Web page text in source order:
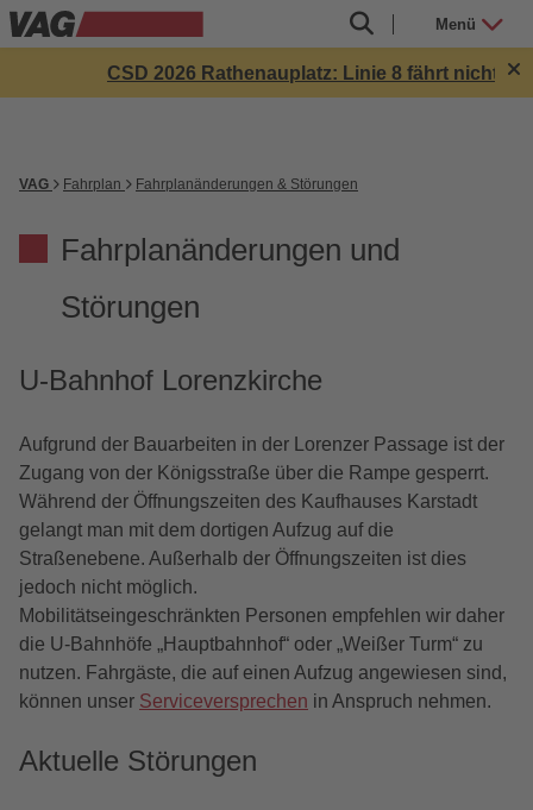
Menü
CSD 2026 Rathenauplatz: Linie 8 fährt nicht zw.
VAG Fahrplan Fahrplanänderungen & Störungen
Fahrplanänderungen und
Störungen
U-Bahnhof Lorenzkirche
Aufgrund der Bauarbeiten in der Lorenzer Passage ist der
Zugang von der Königsstraße über die Rampe gesperrt.
Während der Öffnungszeiten des Kaufhauses Karstadt
gelangt man mit dem dortigen Aufzug auf die
Straßenebene. Außerhalb der Öffnungszeiten ist dies
jedoch nicht möglich.
Mobilitätseingeschränkten Personen empfehlen wir daher
die U-Bahnhöfe „Hauptbahnhof“ oder „Weißer Turm“ zu
nutzen. Fahrgäste, die auf einen Aufzug angewiesen sind,
können unser Serviceversprechen in Anspruch nehmen.
Aktuelle Störungen